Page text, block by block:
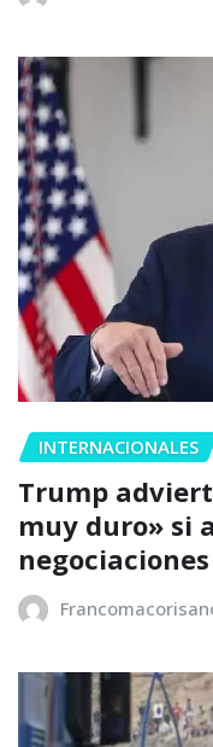
INTERNACIONALES
Trump
muy duro» si